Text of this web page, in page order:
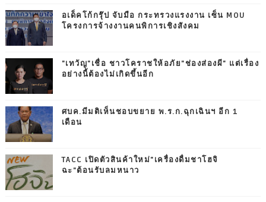
อเด็คโก้กรุ๊ป จับมือ กระทรวงแรงงาน เซ็น MOU
โครงการจ้างงานคนพิการเชิงสังคม
"เทวัญ"เชื่อ ชาวโคราชให้อภัย"ช่องส่องผี" แต่เรื่อง
อย่างนี้ต้องไม่เกิดขึ้นอีก
ศบค.มีมติเห็นชอบขยาย พ.ร.ก.ฉุกเฉินฯ อีก 1
เดือน
TACC เปิดตัวสินค้าใหม่"เครื่องดื่มชาโฮจิ
ฉะ"ต้อนรับลมหนาว